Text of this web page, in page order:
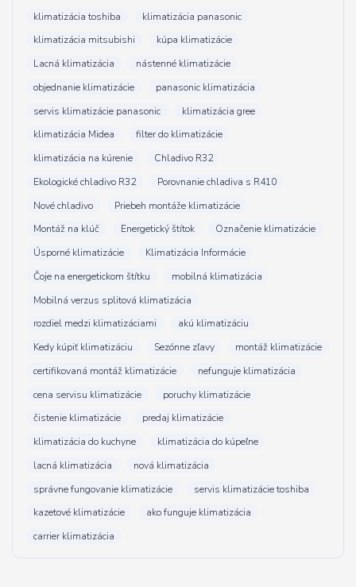
klimatizácia toshiba
klimatizácia panasonic
klimatizácia mitsubishi
kúpa klimatizácie
Lacná klimatizácia
nástenné klimatizácie
objednanie klimatizácie
panasonic klimatizácia
servis klimatizácie panasonic
klimatizácia gree
klimatizácia Midea
filter do klimatizácie
klimatizácia na kúrenie
Chladivo R32
Ekologické chladivo R32
Porovnanie chladiva s R410
Nové chladivo
Priebeh montáže klimatizácie
Montáž na klúč
Energetický štítok
Označenie klimatizácie
Úsporné klimatizácie
Klimatizácia Informácie
Čoje na energetickom štítku
mobilná klimatizácia
Mobilná verzus splitová klimatizácia
rozdiel medzi klimatizáciami
akú klimatizáciu
Kedy kúpiť klimatizáciu
Sezónne zľavy
montáž klimatizácie
certifikovaná montáž klimatizácie
nefunguje klimatizácia
cena servisu klimatizácie
poruchy klimatizácie
čistenie klimatizácie
predaj klimatizácie
klimatizácia do kuchyne
klimatizácia do kúpeľne
lacná klimatizácia
nová klimatizácia
správne fungovanie klimatizácie
servis klimatizácie toshiba
kazetové klimatizácie
ako funguje klimatizácia
carrier klimatizácia